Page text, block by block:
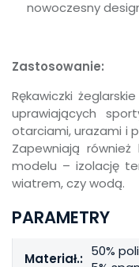
nowoczesny
Zastosowanie:
Rękawiczki
uprawiających
otarciami, urazami i
Zapewniają
modelu – izolację
wiatrem, czy wodą.
PARAMETRY
Materiał.: 50%